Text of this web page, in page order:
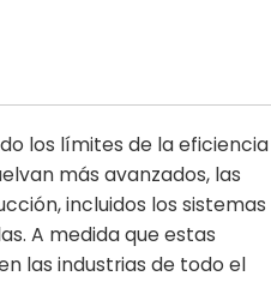
los límites de la eficiencia
más avanzados, las
incluidos los sistemas
A medida que estas
las industrias de todo el